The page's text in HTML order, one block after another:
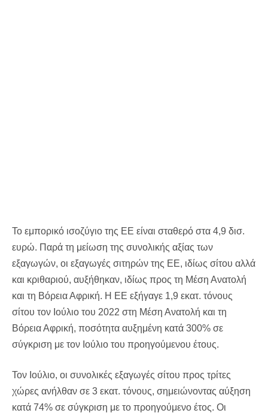
Το εμπορικό ισοζύγιο της ΕΕ είναι σταθερό στα 4,9 δισ.
ευρώ. Παρά τη μείωση της συνολικής αξίας των
εξαγωγών, οι εξαγωγές σιτηρών της ΕΕ, ιδίως σίτου αλλά
και κριθαριού, αυξήθηκαν, ιδίως προς τη Μέση Ανατολή
και τη Βόρεια Αφρική. Η ΕΕ εξήγαγε 1,9 εκατ. τόνους
σίτου τον Ιούλιο του 2022 στη Μέση Ανατολή και τη
Βόρεια Αφρική, ποσότητα αυξημένη κατά 300% σε
σύγκριση με τον Ιούλιο του προηγούμενου έτους.
Τον Ιούλιο, οι συνολικές εξαγωγές σίτου προς τρίτες
χώρες ανήλθαν σε 3 εκατ. τόνους, σημειώνοντας αύξηση
κατά 74% σε σύγκριση με το προηγούμενο έτος. Οι